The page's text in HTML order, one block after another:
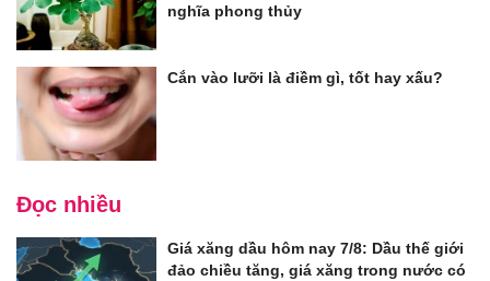
nghĩa phong thủy
Cắn vào lưỡi là điềm gì, tốt hay xấu?
Đọc nhiều
Giá xăng dầu hôm nay 7/8: Dầu thế giới
đảo chiều tăng, giá xăng trong nước có